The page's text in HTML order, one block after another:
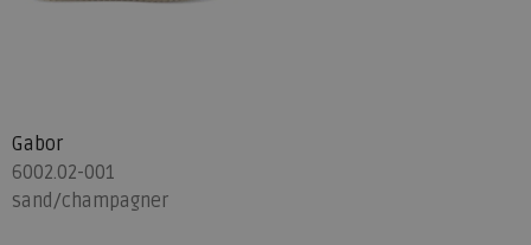
Gabor
6002.02-001
sand/champagner